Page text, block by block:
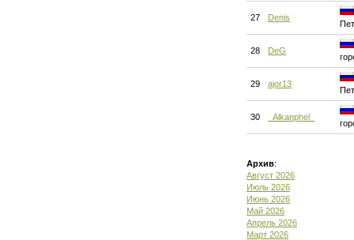
27 Denis
28 DeG
29 ajor13
30 _Alkanphel_
Архив:
Август 2026
Июль 2026
Июнь 2026
Май 2026
Апрель 2026
Март 2026